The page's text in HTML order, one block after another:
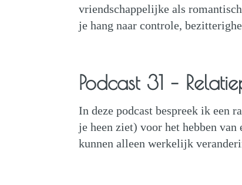
vriendschappelijke als
je hang naar controle,
Podcast 31 –
In deze podcast bespreek ik een
je heen ziet) voor het hebben
kunnen alleen werkelijk